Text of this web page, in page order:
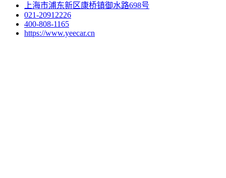
上海市浦东新区康桥镇御水路698号
021-20912226
400-808-1165
https://www.yeecar.cn